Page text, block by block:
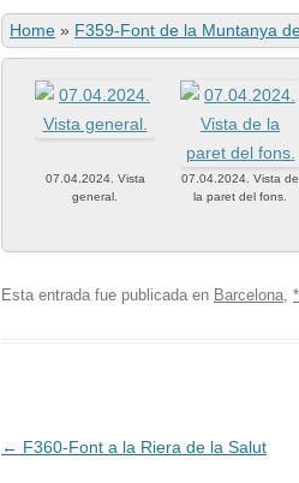
Home » F359-Font de la Muntanya
07.04.2024. Vista
general.
07.04.2024. Vista de
la paret del fons.
Esta entrada fue publicada en Barcelona, *
Navegación
← F360-Font a la Riera de la Salut